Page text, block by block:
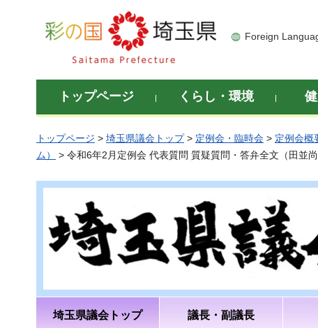
彩の国 埼玉県
Foreign
トップページ くらし・環境
トップページ > 埼玉県議会トップ> 定例会・臨時会 > 定例会概
ム）
> 令和6年2月定例会 代表質問 質疑質問・答弁全文（田並尚
埼玉県議会トップ 議長・副議長